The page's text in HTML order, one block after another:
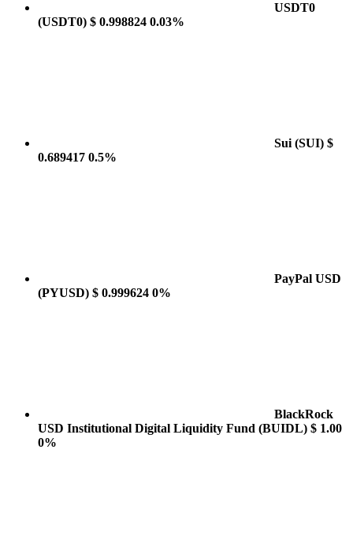
USDT0
(USDT0) $ 0.998824 0.03%
Sui (SUI) $
0.689417 0.5%
PayPal USD
(PYUSD) $ 0.999624 0%
BlackRock
USD Institutional Digital Liquidity Fund (BUIDL) $ 1.00
0%